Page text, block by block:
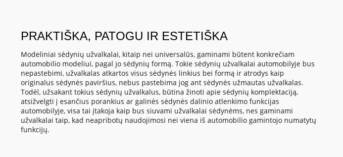
PRAKTIŠKA, PATOGU IR ESTETIŠKA
Modeliniai sėdynių užvalkalai, kitaip nei universalūs, gaminami būtent konkrečiam
automobilio modeliui, pagal jo sėdynių formą. Tokie sėdynių užvalkalai automobilyje bus
nepastebimi, užvalkalas atkartos visus sėdynės linkius bei formą ir atrodys kaip
originalus sėdynės paviršius, nebus pastebima jog ant sėdynės užmautas užvalkalas.
Todėl, užsakant tokius sėdynių užvalkalus, būtina žinoti apie sėdynių komplektaciją,
atsižvelgti į esančius porankius ar galinės sėdynės dalinio atlenkimo funkcijas
automobilyje, visa tai įtakoja kaip bus siuvami užvalkalai sėdynėms, nes gaminami
užvalkalai taip, kad neapribotų naudojimosi nei viena iš automobilio gamintojo numatytų
funkcijų.